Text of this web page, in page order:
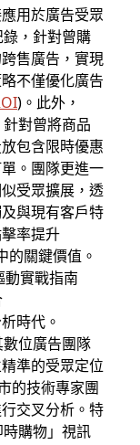
用於廣告受眾
，針對曾購
售廣告，實現
不僅優化廣告
I)。此外，
對曾將商品
包含限時優惠
。團隊更進一
受眾擴展，透
與現有客戶特
率提升
的關鍵價值。
動實戰指南
時代。
位廣告團隊
準的受眾定位
的技術專家團
交叉分析。特
購物」視訊